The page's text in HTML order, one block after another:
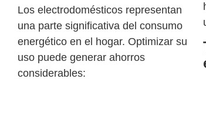
Los electrodomésticos representan
una parte significativa del consumo
energético en el hogar. Optimizar su
uso puede generar ahorros
considerables: